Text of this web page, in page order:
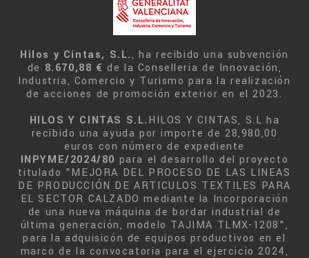
Hilos y Cintas, S.L., ha recibido una subvención
de 8.670,88 € de la Conselleria de Innovación,
Industria, Comercio y Turismo para la realización
de acciones de promoción exterior en el 2023.
HILOS Y CINTAS S.L.HILOS Y CINTAS, S.L ha
recibido una ayuda por importe de 28,980,00
euros con número de expediente
INPYME/2024/80 para el desarrollo del proyecto
titulado "MEJORA DEL PROCESO DE LAS LINEAS
DE PRODUCCIÓN DE ARTICULOS TEXTILES PARA
EL SECTOR CALZADO mediante la Incorporación
de una nueva máquina de bordar industrial de
última generación, modelo TAJIMA TLMX-1208",
para la adquisicón de equipos productivos en el
marco de la convocatoria para el ejercicio 2024,